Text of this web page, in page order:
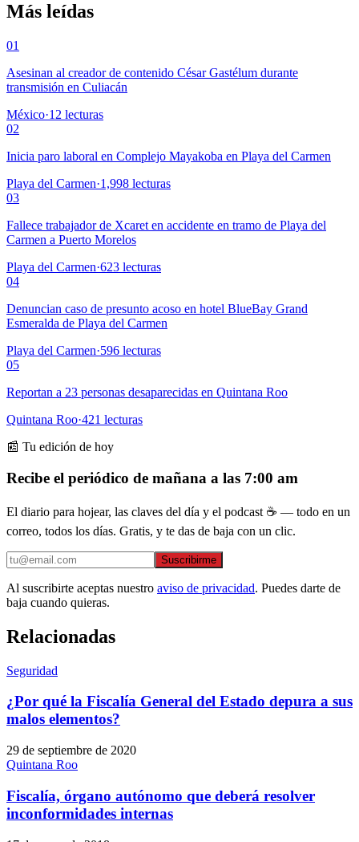
Más leídas
01
Asesinan al creador de contenido César Gastélum durante
transmisión en Culiacán
México·12 lecturas
02
Inicia paro laboral en Complejo Mayakoba en Playa del Carmen
Playa del Carmen·1,998 lecturas
03
Fallece trabajador de Xcaret en accidente en tramo de Playa del
Carmen a Puerto Morelos
Playa del Carmen·623 lecturas
04
Denuncian caso de presunto acoso en hotel BlueBay Grand
Esmeralda de Playa del Carmen
Playa del Carmen·596 lecturas
05
Reportan a 23 personas desaparecidas en Quintana Roo
Quintana Roo·421 lecturas
📰 Tu edición de hoy
Recibe el periódico de mañana a las 7:00 am
El diario para hojear, las claves del día y el podcast ☕ — todo en un
correo, todos los días. Gratis, y te das de baja con un clic.
Suscribirme
Al suscribirte aceptas nuestro aviso de privacidad. Puedes darte de
baja cuando quieras.
Relacionadas
Seguridad
¿Por qué la Fiscalía General del Estado depura a sus
malos elementos?
29 de septiembre de 2020
Quintana Roo
Fiscalía, órgano autónomo que deberá resolver
inconformidades internas